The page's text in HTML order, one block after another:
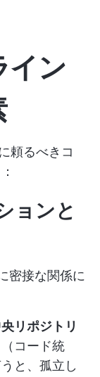
イン
頼るべきコ
ョンと
密接な関係に
リポジトリ
コード統
と、孤立し